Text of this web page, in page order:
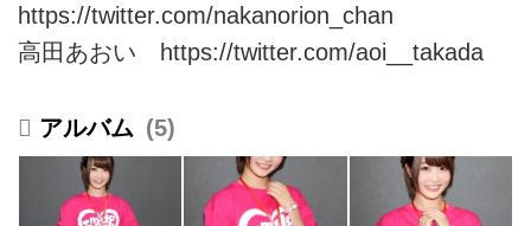
https://twitter.com/nakanorion_chan
高田あおい https://twitter.com/aoi__takada
5